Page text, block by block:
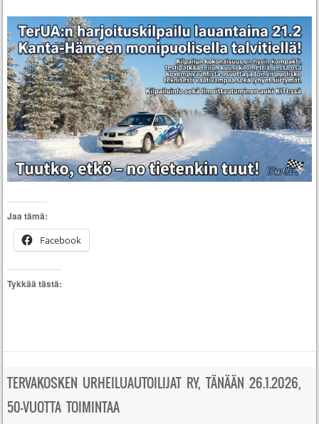
Jaa tämä:
Facebook
Tykkää tästä:
TERVAKOSKEN URHEILUAUTOILIJAT RY, TÄNÄÄN 26.1.2026,
50-VUOTTA TOIMINTAA